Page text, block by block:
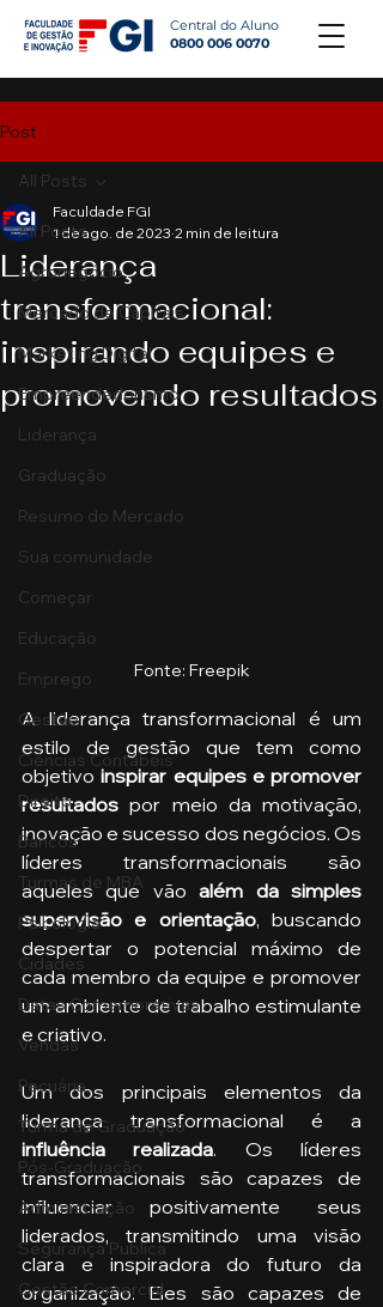
Central do Aluno
0800 006 0070
Post
All Posts
Agronegócio
Mercado de Capitais
Marketing Digital
Empreendedorismo
Liderança
Graduação
Resumo do Mercado
Sua comunidade
Começar
Educação
Emprego
Gestão
Ciências Contábeis
Direito
Bancos
Turmas de MBA
Psicologia
Cidades
Datas Comemorativas
Vendas
Pecuária
Turma de Graduação
Pós-Graduação
Administração
Segurança Publica
Gestão Comercial
All Posts
Liderança
transformacional:
inspirando equipes e
promovendo resultados
Faculdade FGI
1 de ago. de 2023 2 min de leitura
Fonte: Freepik
A liderança transformacional é um
estilo de gestão que tem como
objetivo inspirar equipes e promover
resultados por meio da motivação,
inovação e sucesso dos negócios. Os
líderes transformacionais são
aqueles que vão além da simples
supervisão e orientação, buscando
despertar o potencial máximo de
cada membro da equipe e promover
um ambiente de trabalho estimulante
e criativo.
Um dos principais elementos da
liderança transformacional é a
influência realizada. Os líderes
transformacionais são capazes de
influenciar positivamente seus
liderados, transmitindo uma visão
clara e inspiradora do futuro da
organização. Eles são capazes de